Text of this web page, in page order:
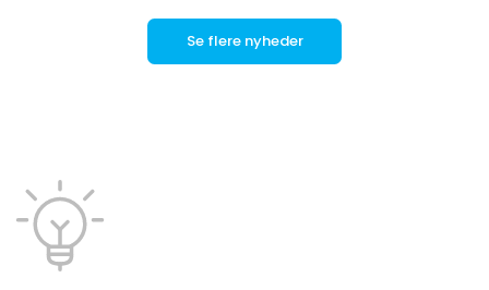
Se flere nyheder